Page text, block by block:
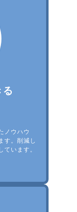
ノウハウ
す。削減し
ています。